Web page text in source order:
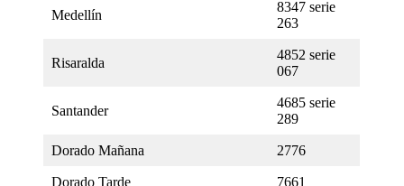
Medellín
8347 serie
263
Risaralda
4852 serie
067
Santander
4685 serie
289
Dorado Mañana 2776
Dorado Tarde 7661